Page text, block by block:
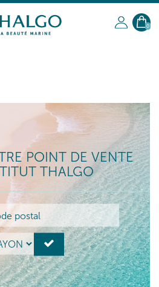
FR
0
POINT DE VENTE
THALGO